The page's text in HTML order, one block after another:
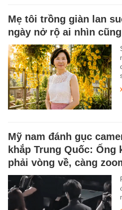
Mẹ tôi trồng giàn lan
ngày nở rộ ai nhìn
Mỹ nam đánh gục
khắp Trung Quốc:
phải vòng về, càng